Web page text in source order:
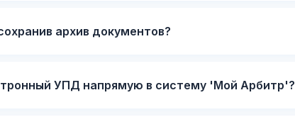
архив документов?
УПД напрямую в систему 'Мой Арбитр'?